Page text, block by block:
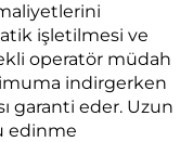
işletilmesi ve
operatör müdah
indirgerken
garanti eder. Uzun
edinme